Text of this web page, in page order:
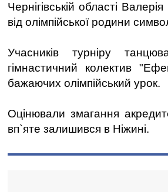
Чернігівській області
від олімпійської родини
Учасників турніру
гімнастичний колектив
бажаючих олімпійський урок.
Оцінювали змагання
вп`яте залишився в Ніжині.